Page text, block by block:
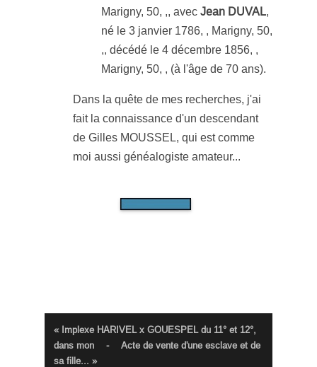
Marigny, 50, ,, avec Jean DUVAL,
né le 3 janvier 1786, , Marigny, 50,
,, décédé le 4 décembre 1856, ,
Marigny, 50, , (à l'âge de 70 ans).
Dans la quête de mes recherches, j'ai
fait la connaissance d'un descendant
de Gilles MOUSSEL, qui est comme
moi aussi généalogiste amateur...
« Implexe HARIVEL x GOUESPEL du 11° et 12°,
dans mon
-
Acte de vente d'une esclave et de
sa fille... »